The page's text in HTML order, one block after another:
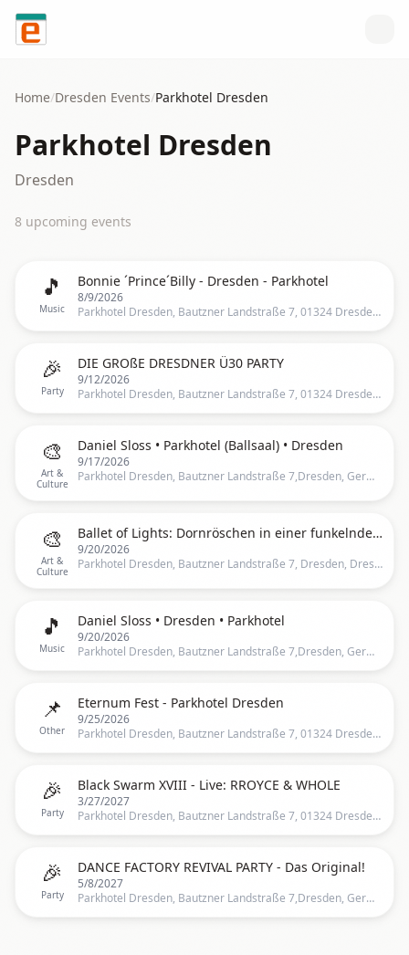
Skip to content
Home/Dresden Events/Parkhotel Dresden
Parkhotel Dresden
Dresden
8 upcoming events
🎵
Music
Bonnie ´Prince´Billy - Dresden - Parkhotel
8/9/2026
Parkhotel Dresden, Bautzner Landstraße 7, 01324 Dresden, Deutschland, Dresden
🎉
Party
DIE GROßE DRESDNER Ü30 PARTY
9/12/2026
Parkhotel Dresden, Bautzner Landstraße 7, 01324 Dresden, Deutschland, Dresden
🎨
Art &
Culture
Daniel Sloss • Parkhotel (Ballsaal) • Dresden
9/17/2026
Parkhotel Dresden, Bautzner Landstraße 7,Dresden, Germany, Dresden
🎨
Art &
Culture
Ballet of Lights: Dornröschen in einer funkelnden Show
9/20/2026
Parkhotel Dresden, Bautzner Landstraße 7, Dresden, Dresden
🎵
Music
Daniel Sloss • Dresden • Parkhotel
9/20/2026
Parkhotel Dresden, Bautzner Landstraße 7,Dresden, Germany, Dresden
📌
Other
Eternum Fest - Parkhotel Dresden
9/25/2026
Parkhotel Dresden, Bautzner Landstraße 7, 01324 Dresden, Deutschland, Dresden
🎉
Party
Black Swarm XVIII - Live: RROYCE & WHOLE
3/27/2027
Parkhotel Dresden, Bautzner Landstraße 7, 01324 Dresden, Deutschland, Dresden
🎉
Party
DANCE FACTORY REVIVAL PARTY - Das Original!
5/8/2027
Parkhotel Dresden, Bautzner Landstraße 7,Dresden, Germany, Dresden